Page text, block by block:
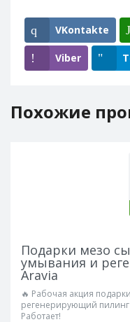
VKontakte
Viber
Похожие
Подарки мезо
умывания и
Aravia
🔥 Рабочая акция
регенерирующий пилинг
Работает!